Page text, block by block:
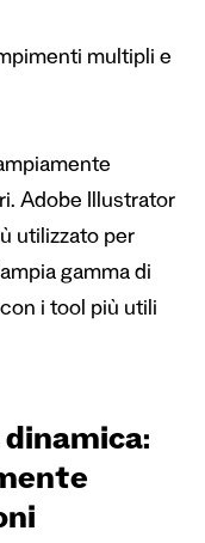
multipli e
Adobe Illustrator
utilizzato per
gamma di
i tool più utili